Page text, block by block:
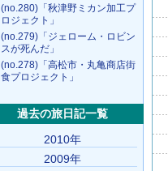
(no.280)「秋津野ミカン加工プ
ロジェクト」
(no.279)「ジェローム・ロビン
スが死んだ」
(no.278)「高松市・丸亀商店街
食プロジェクト」
過去の旅日記一覧
2010年
2009年